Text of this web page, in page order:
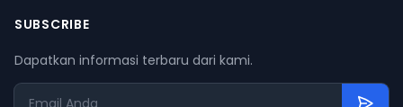
SUBSCRIBE
Dapatkan informasi terbaru dari kami.